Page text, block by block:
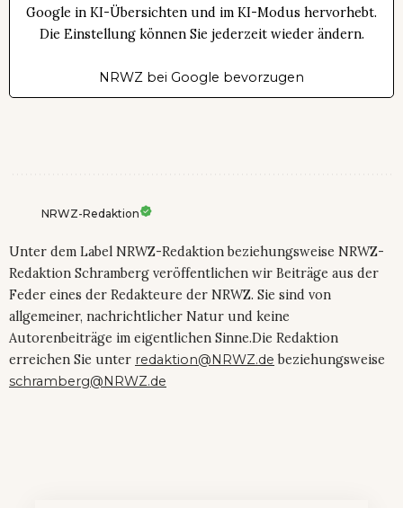
Google in KI-Übersichten und im KI-Modus hervorhebt.
Die Einstellung können Sie jederzeit wieder ändern.
NRWZ bei Google bevorzugen
NRWZ-Redaktion
Unter dem Label NRWZ-Redaktion beziehungsweise NRWZ-
Redaktion Schramberg veröffentlichen wir Beiträge aus der
Feder eines der Redakteure der NRWZ. Sie sind von
allgemeiner, nachrichtlicher Natur und keine
Autorenbeiträge im eigentlichen Sinne.Die Redaktion
erreichen Sie unter redaktion@NRWZ.de beziehungsweise
schramberg@NRWZ.de